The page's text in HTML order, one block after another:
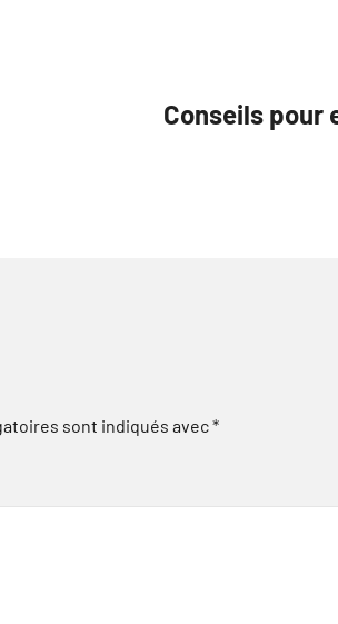
Conseils pour
sont indiqués avec*